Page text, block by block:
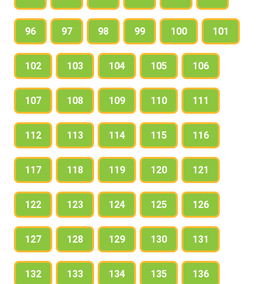
96 97 98 99 100 101
102 103 104 105 106
107 108 109 110 111
112 113 114 115 116
117 118 119 120 121
122 123 124 125 126
127 128 129 130 131
132 133 134 135 136